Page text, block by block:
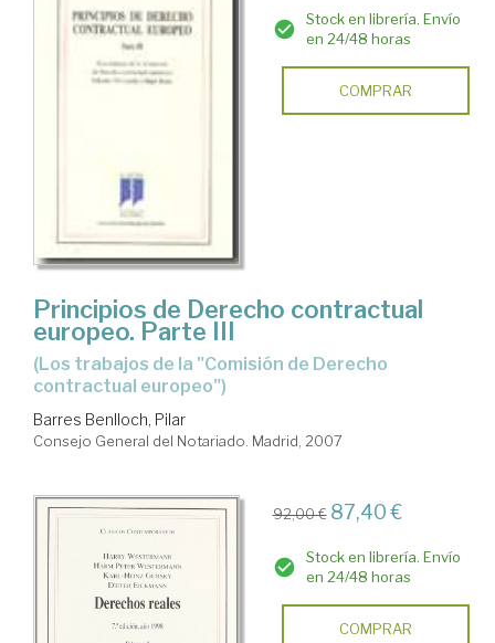
Stock en librería. Envío
en 24/48 horas
COMPRAR
Principios de Derecho contractual
europeo. Parte III
(Los trabajos de la "Comisión de Derecho
contractual europeo")
Barres Benlloch, Pilar
Consejo General del Notariado. Madrid, 2007
92,00 € 87,40 €
Stock en librería. Envío
en 24/48 horas
COMPRAR